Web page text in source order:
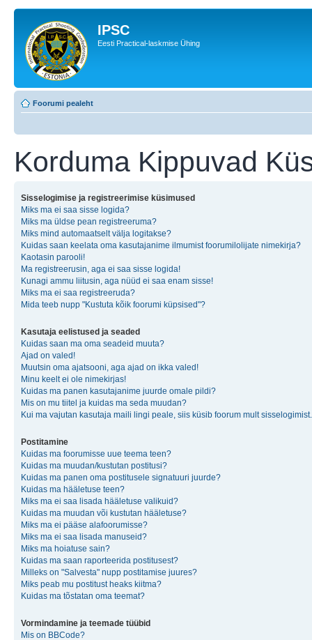
IPSC
Eesti Practical-laskmise Ühing
Foorumi pealeht
Korduma Kippuvad
Sisselogimise ja registreerimise küsimused
Miks ma ei saa sisse logida?
Miks ma üldse pean registreeruma?
Miks mind automaatselt välja logitakse?
Kuidas saan keelata oma kasutajanime ilmumist foorumilolijate nimekirja?
Kaotasin parooli!
Ma registreerusin, aga ei saa sisse logida!
Kunagi ammu liitusin, aga nüüd ei saa enam sisse!
Miks ma ei saa registreeruda?
Mida teeb nupp "Kustuta kõik foorumi küpsised"?
Kasutaja eelistused ja seaded
Kuidas saan ma oma seadeid muuta?
Ajad on valed!
Muutsin oma ajatsooni, aga ajad on ikka valed!
Minu keelt ei ole nimekirjas!
Kuidas ma panen kasutajanime juurde omale pildi?
Mis on mu tiitel ja kuidas ma seda muudan?
Kui ma vajutan kasutaja maili lingi peale, siis küsib foorum mult sisselogimist.
Postitamine
Kuidas ma foorumisse uue teema teen?
Kuidas ma muudan/kustutan postitusi?
Kuidas ma panen oma postitusele signatuuri juurde?
Kuidas ma hääletuse teen?
Miks ma ei saa lisada hääletuse valikuid?
Kuidas ma muudan või kustutan hääletuse?
Miks ma ei pääse alafoorumisse?
Miks ma ei saa lisada manuseid?
Miks ma hoiatuse sain?
Kuidas ma saan raporteerida postitusest?
Milleks on "Salvesta" nupp postitamise juures?
Miks peab mu postitust heaks kiitma?
Kuidas ma tõstatan oma teemat?
Vormindamine ja teemade tüübid
Mis on BBCode?